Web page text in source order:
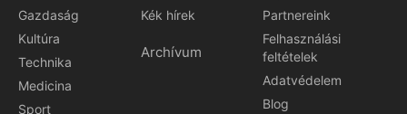
Gazdaság
Kultúra
Technika
Medicina
Sport
Kék hírek
Archívum
Partnereink
Felhasználási
feltételek
Adatvédelem
Blog